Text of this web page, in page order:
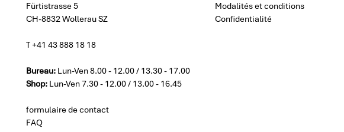
Fürtistrasse 5
CH-8832 Wollerau SZ
T +41 43 888 18 18
Bureau:Lun-Ven 8.00 - 12.00 / 13.30 - 17.00
Shop:Lun-Ven 7.30 - 12.00 / 13.00 - 16.45
formulaire de contact
FAQ
Modalités et conditions
Confidentialité